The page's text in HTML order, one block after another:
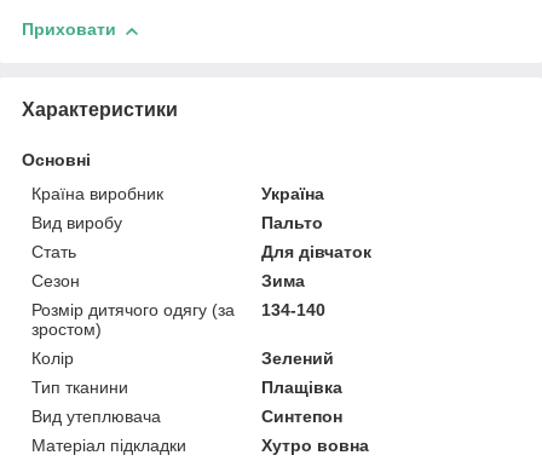
Приховати
Характеристики
Основні
Країна виробник
Україна
Вид виробу
Пальто
Стать
Для дівчаток
Сезон
Зима
Розмір дитячого одягу (за
зростом)
134-140
Колір
Зелений
Тип тканини
Плащівка
Вид утеплювача
Синтепон
Матеріал підкладки
Хутро вовна